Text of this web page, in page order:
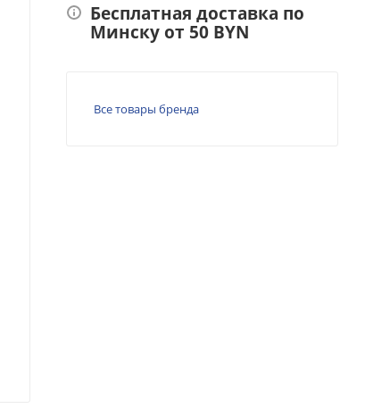
Бесплатная доставка по
Минску от 50 BYN
Все товары бренда